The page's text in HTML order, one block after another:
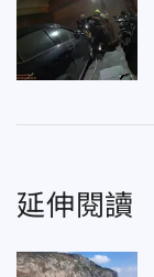
延伸閱讀